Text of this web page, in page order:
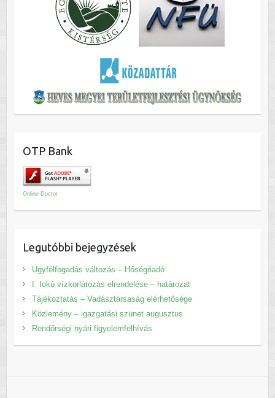
OTP Bank
Online Doctor
Legutóbbi bejegyzések
Ügyfélfogadás változás – Hőségriadó
I. fokú vízkorlátozás elrendelése – határozat
Tájékoztatás – Vadásztársaság elérhetősége
Közlemény – igazgatási szünet augusztus
Rendőrségi nyári figyelemfelhívás